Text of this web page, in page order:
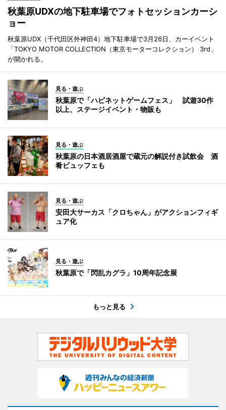
秋葉原UDXの地下駐車場でフォトセッションカーシ
ョー
秋葉原UDX（千代田区外神田4）地下駐車場で3月26日、カーイベント
「TOKYO MOTOR COLLECTION（東京モーターコレクション） 3rd」
が開かれる。
見る・遊ぶ
秋葉原で「ハピネットゲームフェス」 試遊30作
以上、ステージイベント・物販も
見る・遊ぶ
秋葉原の日本酒居酒屋で蔵元の解説付き試飲会 酒
肴ビュッフェも
見る・遊ぶ
安田大サーカス「クロちゃん」がアクションフィギ
ュア化
見る・遊ぶ
秋葉原で「閃乱カグラ」10周年記念展
もっと見る